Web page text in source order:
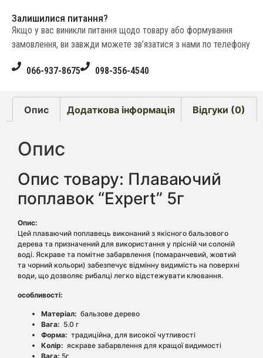
Залишилися питання?
Якщо у вас виникли питання щодо товару або формування
замовлення, ви завжди можете зв’язатися з нами по телефону
066-937-8675 098-356-4540
Опис Додаткова інформація Відгуки (0)
Опис
Опис товару: Плаваючий
поплавок “Expert” 5г
Опис:
Цей плаваючий поплавець виконаний з якісного бальзового
дерева та призначений для використання у прісній чи солоній
воді. Яскраве та помітне забарвлення (помаранчевий, жовтий
та чорний кольори) забезпечує відмінну видимість на поверхні
води, що дозволяє рибалці легко відстежувати клювання.
особливості:
Матеріал: бальзове дерево
Вага: 5.0 г
Форма: традиційна, для високої чутливості
Колір: яскраве забарвлення для кращої видимості
Вага: 5г